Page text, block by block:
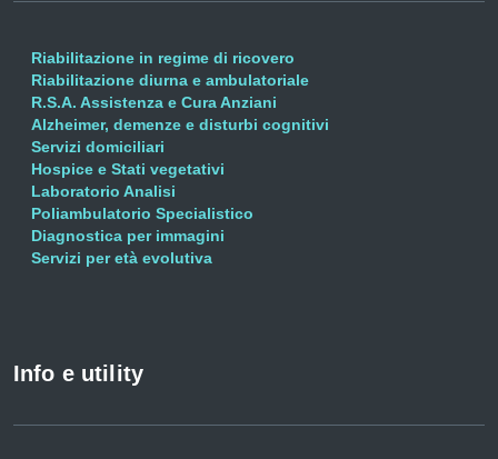
Riabilitazione in regime di ricovero
Riabilitazione diurna e ambulatoriale
R.S.A. Assistenza e Cura Anziani
Alzheimer, demenze e disturbi cognitivi
Servizi domiciliari
Hospice e Stati vegetativi
Laboratorio Analisi
Poliambulatorio Specialistico
Diagnostica per immagini
Servizi per età evolutiva
Info e utility